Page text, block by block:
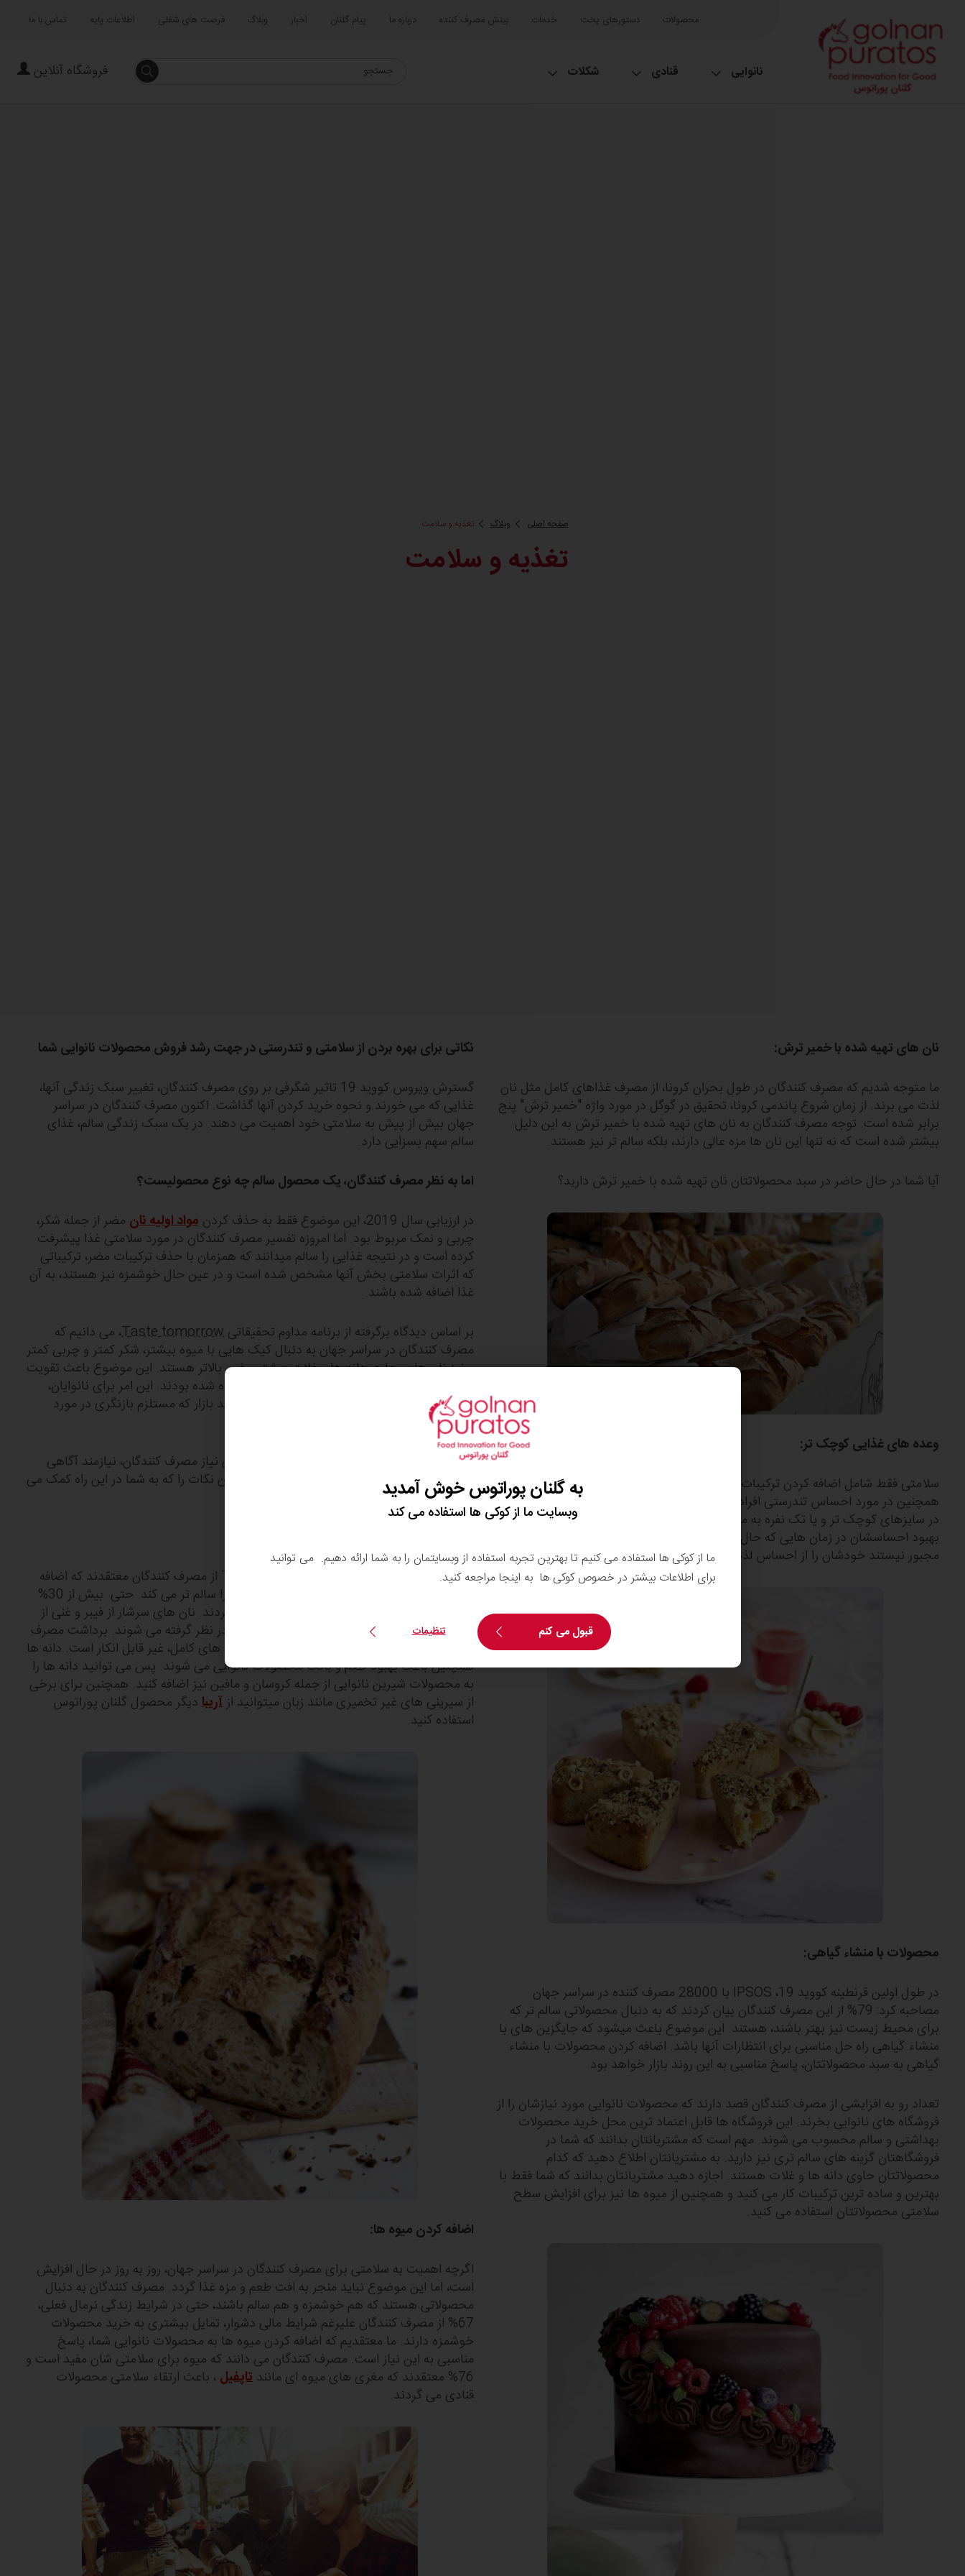
محصولات دستورهای پخت خدمات بینش مصرف کننده درباره ما پیام گلنان اخبار وبلاگ فرصت های شغلی اطلاعات پایه تماس با ما
نانوایی قنادی شکلات جستجو فروشگاه آنلاین
صفحه اصلی وبلاگ تغذیه و سلامت
تغذیه و سلامت
نکاتی برای بهره بردن از سلامتی و تندرستی در جهت رشد فروش محصولات نانوایی شما
گسترش ویروس کووید 19 تاثیر شگرفی بر روی مصرف کنندگان، تغییر سبک زندگی آن‎ها،
غذایی که می‎ خورند و نحوه خرید کردن آن‎ها گذاشت. اکنون مصرف کنندگان در سراسر
جهان بیش از پیش به سلامتی خود اهمیت می ‎دهند. در یک سبک زندگی سالم، غذای
سالم سهم بسزایی دارد.
اما به نظر مصرف کنندگان، یک محصول سالم چه نوع محصولیست؟
در ارزیابی سال 2019، این موضوع فقط به حذف کردن
مواد اولیه نان مضر از جمله شکر،
چربی و نمک مربوط بود. اما امروزه تفسیر مصرف کنندگان در مورد سلامتی غذا پیشرفت
کرده است و در نتیجه غذایی را سالم می‎دانند که همزمان با حذف ترکیبات مضر، ترکیباتی
که اثرات سلامتی بخش آن‎ها مشخص شده است و در عین حال خوشمزه نیز هستند، به آن
غذا اضافه شده باشند.
بر اساس دیدگاه برگرفته از برنامه مداوم تحقیقاتی Taste tomorrow
، می‎ دانیم که
مصرف کنندگان در سراسر جهان به‎ دنبال کیک ‏هایی با میوه بیشتر، شکر کمتر و چربی کمتر
و نیز نان هایی حاوی دانه ها و غلات بیشتر و فیبر بالاتر هستند. این موضوع باعث تقویت
روندهایی می شود که پیش از بحران کرونا مشاهده شده بودند. این امر برای نانوایان،
منجر به ایجاد فرصت هایی درجهت تقویت این روند بازار که مستلزم بازنگری در مورد
محصولات و فرایند های تولید است می‎ گردد.
از آنجایی که عده ای معتقدند که پاسخگویی به این نیاز مصرف کنندگان، نیازمند آگاهی
عمیقی در مورد تغذیه انسان است، ما تعدادی از این نکات را که به شما در این راه کمک می
کند، به اشتراک می گذاریم:
براساس نتایج ارزیابی Taste tomorrow ، %60 از مصرف کنندگان معتقدند که اضافه
کردن ترکیباتی نظیر دانه‎ های کامل به غذاها، آنها را سالم تر می‎ کند. حتی بیش از 30%
افراد در لیست ترکیبات غذا، به‎ دنبال دانه‎ ها می‎ گردند. نان‎ های سرشار از فیبر و غنی از
دانه‎ ها به عنوان سالم ترین محصولات پخته شده در نظر گرفته می‎ شوند. برداشت مصرف
کنندگان در مورد مزایای سلامتی بخش مصرف دانه‎ های کامل، غیر قابل انکار است. دانه‎ ها
همچنین باعث بهبود طعم و بافت محصولات نانوایی می‎ شوند. پس می ‎توانید دانه ‎ها را
به محصولات شیرین نانوایی از جمله کروسان و مافین نیز اضافه کنید. همچنین برای برخی
از سیرینی های غیر تخمیری مانند زبان میتوانید ازآریبا دیگر محصول گلنان پوراتوس
استفاده کنید.
اضافه کردن میوه ‎ها:
اگرچه اهمیت به سلامتی برای مصرف کنندگان در سراسر جهان، روز به روز در حال افزایش
است، اما این موضوع نباید منجر به افت طعم و مزه غذا گردد. مصرف کنندگان به‎ دنبال
محصولاتی هستند که هم خوشمزه و هم سالم باشند، حتی در شرایط زندگی نرمال فعلی،
67% از مصرف کنندگان علیرغم شرایط مالی دشوار، تمایل بیشتری به خرید محصولات
خوشمزه دارند. ما معتقدیم که اضافه کردن میوه‎ ها به محصولات نانوایی شما، پاسخ
مناسبی به این نیاز است. مصرف کنندگان می‎ دانند که میوه برای سلامتی شان مفید است و
76% معتقدند که مغزی‎ های میوه ای مانند
تاپفیل ، باعث ارتقاء سلامتی محصولات
قنادی می‎ گردند.
نان‎ های تهیه شده با خمیر ترش:
ما متوجه شدیم که مصرف کنندگان در طول بحران کرونا، از مصرف غذاهای کامل مثل نان
لذت می‎ برند. از زمان شروع پاندمی کرونا، تحقیق در گوگل در مورد واژه "خمیر ترش" پنج
برابر شده است. توجه مصرف کنندگان به نان‎ های تهیه شده با خمیر ترش به این دلیل
بیشتر شده است که نه تنها این نان ‎ها مزه عالی دارند، بلکه سالم تر نیز هستند.
آیا شما در حال حاضر در سبد محصولاتتان نان تهیه شده با خمیر ترش دارید؟
وعده ‎های غذایی کوچک تر:
سلامتی فقط شامل اضافه کردن ترکیبات مفید و حذف کردن ترکیبات مضر نیست، بلکه
همچنین در مورد احساس تندرستی افراد است. از محصولات محبوب خود، محصولاتی نیز
در سایزهای کوچک تر و یا تک نفره به مشتریان خود ارائه کنید تا پیشنهادی عالی برای
بهبود احساسشان در زمان‎ هایی که حال خوبی ندارند، باشد. با این راهکار، مصرف کنندگان
مجبور نیستند خودشان را از احساس لذت مصرف محصولات خوشمزه محروم کنند.
محصولات با منشاء گیاهی:
در طول اولین قرنطینه کووید 19، IPSOS با 28000 مصرف کننده در سراسر جهان
مصاحبه کرد: 79% از این مصرف کنندگان بیان کردند که به‎ دنبال محصولاتی سالم تر که
برای محیط زیست نیز بهتر باشند، هستند. این موضوع باعث می‎شود که جایگزین‎ های با
منشاء گیاهی راه حل مناسبی برای انتظارات آن‎ها باشد. اضافه کردن محصولات با منشاء
گیاهی به سبد محصولاتتان، پاسخ مناسبی به این روند بازار خواهد بود.
تعداد رو به افزایشی از مصرف کنندگان قصد دارند که محصولات نانوایی مورد نیازشان را از
فروشگاه های نانوایی بخرند. این فروشگاه‎ ها قابل اعتماد ترین محل خرید محصولات
بهداشتی و سالم محسوب می‎ شوند. مهم است که مشتریانتان بدانند که شما در
فروشگاهتان گزینه های سالم تری نیز دارید. به مشتریانتان اطلاع دهید که کدام
محصولاتتان حاوی دانه‎ ها و غلات هستند. اجازه دهید مشتریانتان بدانند که شما فقط با
بهترین و ساده ترین ترکیبات کار می‎ کنید و همچنین از میوه‎ ها نیز برای افزایش سطح
سلامتی محصولاتتان استفاده می‎ کنید.
به گلنان پوراتوس خوش آمدید
وبسایت ما از کوکی ها استفاده می کند
ما از کوکی ها استفاده می کنیم تا بهترین تجربه استفاده از وبسایتمان را به شما ارائه دهیم. می توانید
برای اطلاعات بیشتر در خصوص کوکی ها به اینجا مراجعه کنید.
قبول می کنم تنظیمات